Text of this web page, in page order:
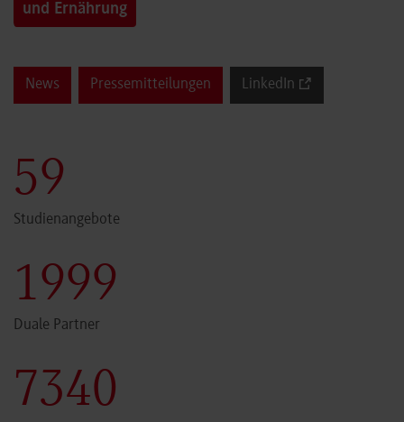
und Ernährung
News Pressemitteilungen LinkedIn
60
Studienangebote
2000
Duale Partner
7341